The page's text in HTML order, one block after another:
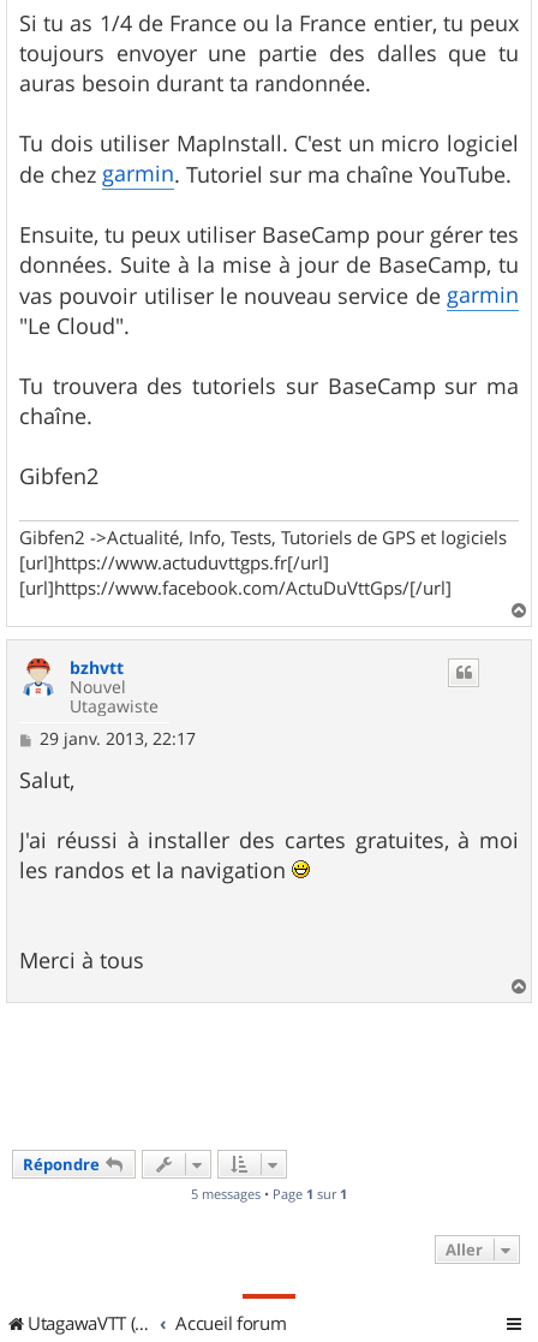
g
e
Si tu as 1/4 de France ou la France entier, tu peux
toujours envoyer une partie des dalles que tu
auras besoin durant ta randonnée.
Tu dois utiliser MapInstall. C'est un micro logiciel
de chez garmin. Tutoriel sur ma chaîne YouTube.
Ensuite, tu peux utiliser BaseCamp pour gérer tes
données. Suite à la mise à jour de BaseCamp, tu
vas pouvoir utiliser le nouveau service de garmin
"Le Cloud".
Tu trouvera des tutoriels sur BaseCamp sur ma
chaîne.
Gibfen2
Gibfen2 ->Actualité, Info, Tests, Tutoriels de GPS et logiciels
[url]https://www.actuduvttgps.fr[/url]
[url]https://www.facebook.com/ActuDuVttGps/[/url]
a
bzhvtt
Nouvel
Utagawiste
M
s
s
g
e
29 janv. 2013, 22:17
Salut,
J'ai réussi à installer des cartes gratuites, à moi
les randos et la navigation
Merci à tous
a
Répondre
5 messages • Page 1 sur 1
Aller
UtagawaVTT (Randos VTT et VTTAE avec traces GPS) Accueil forum